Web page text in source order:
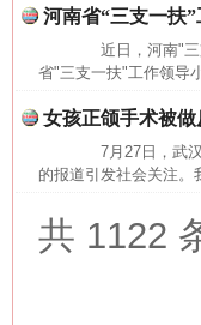
河南省“三支一扶
近日，河南"三
省"三支一扶"工作领导
女孩正颌手术被
7月27日，武汉
的报道引发社会关注
共 1122这是一